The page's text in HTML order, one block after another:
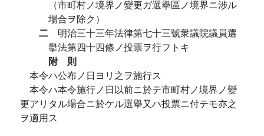
（市町村ノ境界ノ變更ガ選擧區ノ境界ニ涉ル
場合ヲ除ク）
二 明治三十三年法律第七十三號衆議院議員選
擧法第四十四條ノ投票ヲ行フトキ
附 則
本令ハ公布ノ日ヨリ之ヲ施行ス
本令ハ本令施行ノ日以前ニ於テ市町村ノ境界ノ變
更アリタル場合ニ於ケル選擧又ハ投票ニ付テモ亦之
ヲ適用ス